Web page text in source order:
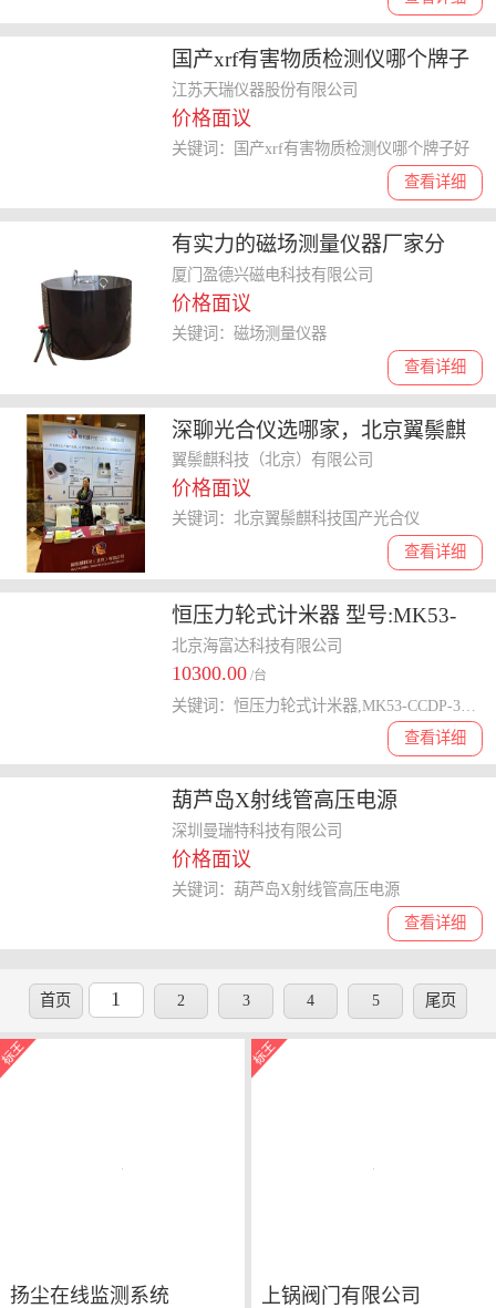
国产xrf有害物质检测仪哪个牌子
好
江苏天瑞仪器股份有限公司
价格面议
查看详细
关键词：国产xrf有害物质检测仪哪个牌子好
有实力的磁场测量仪器厂家分
析，口碑好的都在这
厦门盈德兴磁电科技有限公司
价格面议
查看详细
关键词：磁场测量仪器
深聊光合仪选哪家，北京翼鬃麒
光合仪技术实力值得考虑吗
翼鬃麒科技（北京）有限公司
价格面议
查看详细
关键词：北京翼鬃麒科技国产光合仪
恒压力轮式计米器 型号:MK53-
CCDP-30L库号：M398043
北京海富达科技有限公司
10300.00 /台
查看详细
关键词：恒压力轮式计米器,MK53-CCDP-30L,恒压力轮式计米器MK53-CCDP-30L
葫芦岛X射线管高压电源
深圳曼瑞特科技有限公司
价格面议
查看详细
关键词：葫芦岛X射线管高压电源
首页 1 2 3 4 5 尾页
扬尘在线监测系统 上锅阀门有限公司